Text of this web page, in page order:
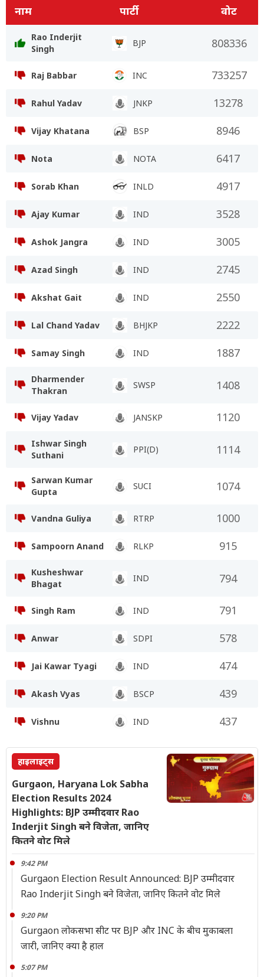
नाम
पार्टी वोट
Rao Inderjit
Singh
BJP 808336
Raj Babbar INC 733257
Rahul Yadav JNKP 13278
Vijay Khatana BSP 8946
Nota NOTA 6417
Sorab Khan INLD 4917
Ajay Kumar IND 3528
Ashok Jangra IND 3005
Azad Singh IND 2745
Akshat Gait IND 2550
Lal Chand Yadav BHJKP 2222
Samay Singh IND 1887
Dharmender
Thakran
SWSP 1408
Vijay Yadav JANSKP 1120
Ishwar Singh
Suthani
PPI(D) 1114
Sarwan Kumar
Gupta
SUCI 1074
Vandna Guliya RTRP 1000
Sampoorn Anand RLKP 915
Kusheshwar
Bhagat
IND 794
Singh Ram IND 791
Anwar SDPI 578
Jai Kawar Tyagi IND 474
Akash Vyas BSCP 439
Vishnu IND 437
हाइलाइट्स
Gurgaon, Haryana Lok Sabha
Election Results 2024
Highlights: BJP उम्मीदवार Rao
Inderjit Singh बने विजेता, जानिए
कितने वोट मिले
9:42 PM
Gurgaon Election Result Announced: BJP उम्मीदवार
Rao Inderjit Singh बने विजेता, जानिए कितने वोट मिले
9:20 PM
Gurgaon लोकसभा सीट पर BJP और INC के बीच मुकाबला
जारी, जानिए क्या है हाल
5:07 PM